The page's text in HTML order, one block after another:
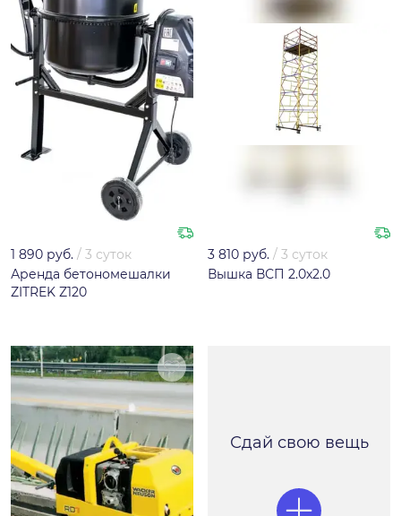
1 890 руб. / 3 суток
Аренда бетономешалки
ZITREK Z120
3 810 руб. / 3 суток
Вышка ВСП 2.0х2.0
Сдай свою вещь